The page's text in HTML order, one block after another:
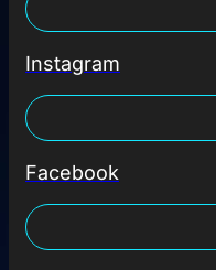
Instagram
Facebook